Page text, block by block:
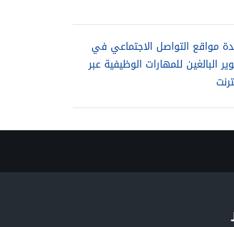
مواقع التواصل الاجتماعي في
البالغين للمهارات الوظيفية عبر